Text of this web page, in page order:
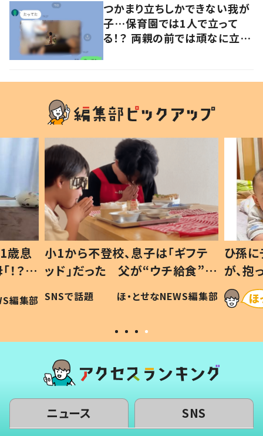
つかまり立ちしかできない我が
子…保育園では1人で立って
る！？ 両親の前では頑なに立た
歳息
？」
編集部
小1から不登校、息子は「ギフテ
ッド」だった 父が“ウチ給食”を
作り続ける理由とは #令和の親
#令和の子
SNSで話題 ほ・とせなNEWS編集部
ひ孫
が、
「涙が
い」
ニュース SNS